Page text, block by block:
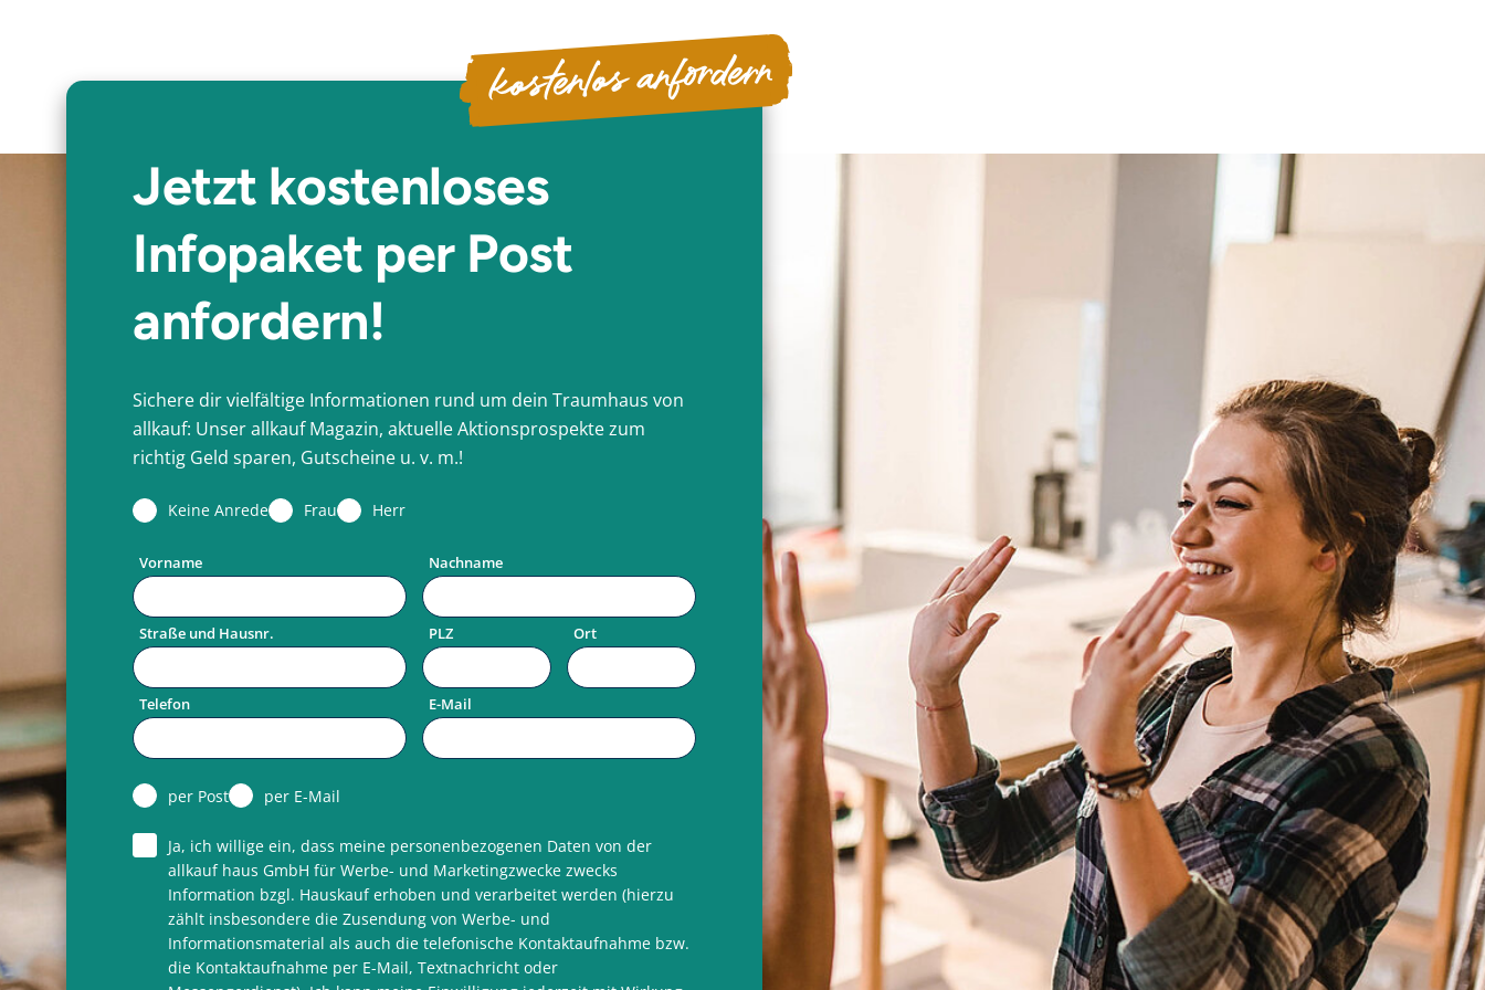
Jetzt kostenloses
Infopaket per Post
anfordern!
kostenlos anfordern
Sichere dir vielfältige Informationen rund um dein Traumhaus von
allkauf: Unser allkauf Magazin, aktuelle Aktionsprospekte zum
richtig Geld sparen, Gutscheine u. v. m.!
Keine Anrede Frau Herr
Vorname Nachname
Straße und Hausnr. PLZ Ort
Telefon E-Mail
per Post per E-Mail
Ja, ich willige ein, dass meine personenbezogenen Daten von der
allkauf haus GmbH für Werbe- und Marketingzwecke zwecks
Information bzgl. Hauskauf erhoben und verarbeitet werden (hierzu
zählt insbesondere die Zusendung von Werbe- und
Informationsmaterial als auch die telefonische Kontaktaufnahme bzw.
die Kontaktaufnahme per E-Mail, Textnachricht oder